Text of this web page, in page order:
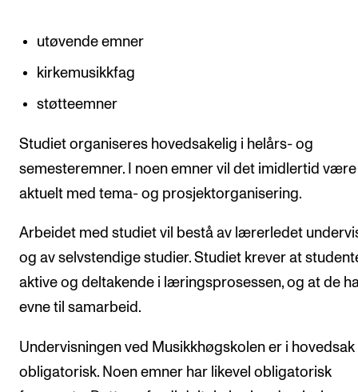
utøvende emner
kirkemusikkfag
støtteemner
Studiet organiseres hovedsakelig i helårs- og
semesteremner. I noen emner vil det imidlertid være
aktuelt med tema- og prosjektorganisering.
Arbeidet med studiet vil bestå av lærerledet
og av selvstendige studier. Studiet krever at
aktive og deltakende i lærings­prosessen, og at de
evne til samarbeid.
Undervisningen ved Musikkhøgskolen er i hovedsak
obligatorisk. Noen emner har likevel obligatorisk